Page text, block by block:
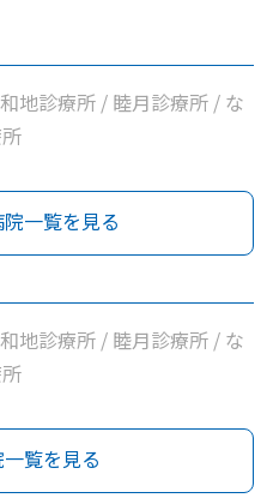
地診療所 / 睦月診療所 / な
一覧を見る
地診療所 / 睦月診療所 / な
覧を見る